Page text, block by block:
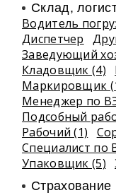
Склад,
Водитель
Диспетчер
Заведующий
Кладовщик (4)
Маркировщик
Менеджер по
Подсобный
Рабочий (1)
Специалист по
Упаковщик (5)
Страхование